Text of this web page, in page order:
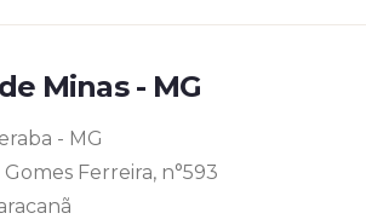
Minas - MG
- MG
Ferreira, n°593